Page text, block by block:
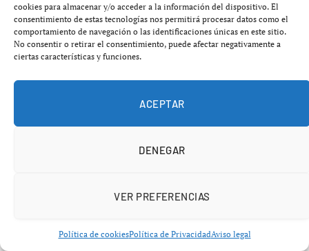
cookies para almacenar y/o acceder a la información del dispositivo. El
consentimiento de estas tecnologías nos permitirá procesar datos como el
comportamiento de navegación o las identificaciones únicas en este sitio.
No consentir o retirar el consentimiento, puede afectar negativamente a
ciertas características y funciones.
ACEPTAR
DENEGAR
VER PREFERENCIAS
Política de cookiesPolítica de PrivacidadAviso legal
algunos han sido encarcelados, otros han desaparecido o
han sido víctimas de ataques mortales en circunstancias
no aclaradas oficialmente.
Intento de envenenamiento en
Uno de los episodios más graves vinculados al caso de
envenenamiento en Alemania, poco después de cubrir el